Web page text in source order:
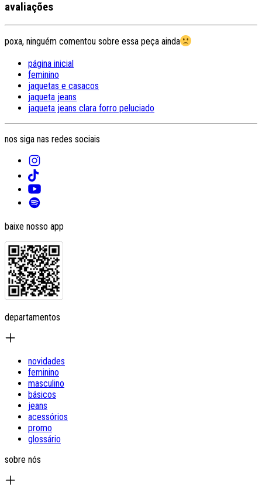
avaliações
poxa, ninguém comentou sobre essa peça ainda
página inicial
feminino
jaquetas e casacos
jaqueta jeans
jaqueta jeans clara forro peluciado
nos siga nas redes sociais
baixe nosso app
departamentos
novidades
feminino
masculino
básicos
jeans
acessórios
promo
glossário
sobre nós